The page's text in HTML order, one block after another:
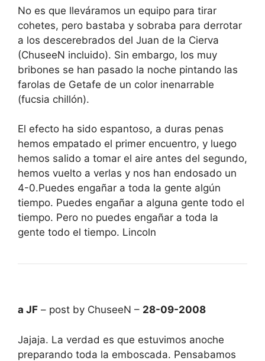
No es que lleváramos un equipo para tirar
cohetes, pero bastaba y sobraba para derrotar
a los descerebrados del Juan de la Cierva
(ChuseeN incluido). Sin embargo, los muy
bribones se han pasado la noche pintando las
farolas de Getafe de un color inenarrable
(fucsia chillón).
El efecto ha sido espantoso, a duras penas
hemos empatado el primer encuentro, y luego
hemos salido a tomar el aire antes del segundo,
hemos vuelto a verlas y nos han endosado un
4-0.Puedes engañar a toda la gente algún
tiempo. Puedes engañar a alguna gente todo el
tiempo. Pero no puedes engañar a toda la
gente todo el tiempo. Lincoln
a JF – post by ChuseeN – 28-09-2008
Jajaja. La verdad es que estuvimos anoche
preparando toda la emboscada. Pensabamos